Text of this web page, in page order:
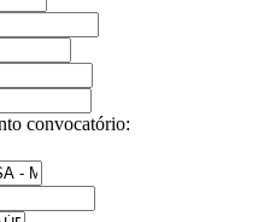
convocatório: